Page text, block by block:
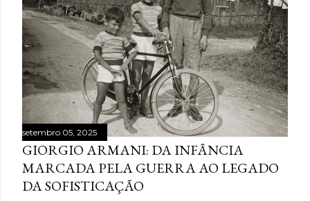
setembro 05, 2025
GIORGIO ARMANI: DA INFÂNCIA
MARCADA PELA GUERRA AO LEGADO
DA SOFISTICAÇÃO